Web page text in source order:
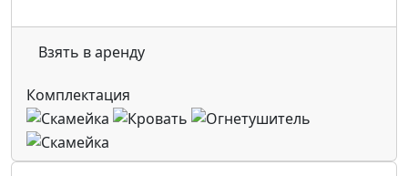
Взять в аренду
Комплектация